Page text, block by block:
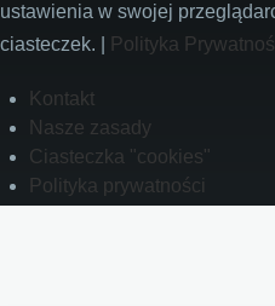
ustawienia w swojej
ciasteczek. |
Polityka
FooterKontakt
Nasze zasady
Ciasteczka "cookies"
Polityka prywatności